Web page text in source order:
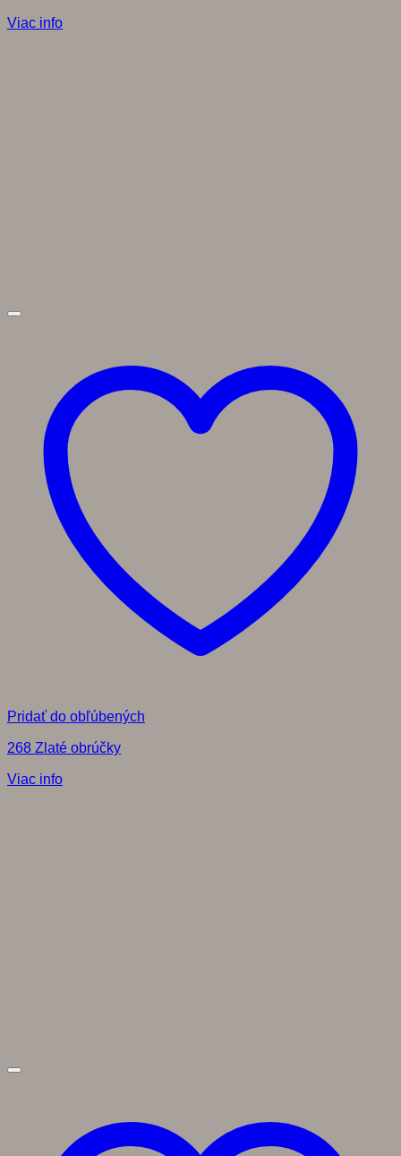
Viac info
Pridať do obľúbených
268 Zlaté obrúčky
Viac info